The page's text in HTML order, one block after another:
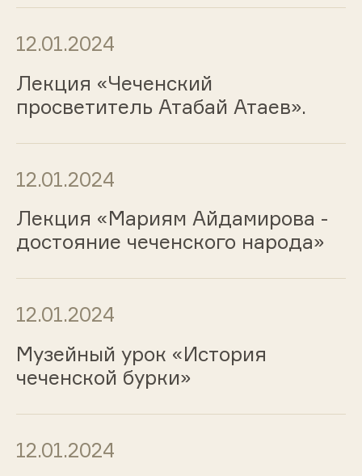
12.01.2024
Лекция «Чеченский
просветитель Атабай Атаев».
12.01.2024
Лекция «Мариям Айдамирова -
достояние чеченского народа»
12.01.2024
Музейный урок «История
чеченской бурки»
12.01.2024